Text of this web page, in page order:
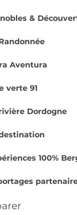
&
Aventura
verte 91
Dordogne
100%